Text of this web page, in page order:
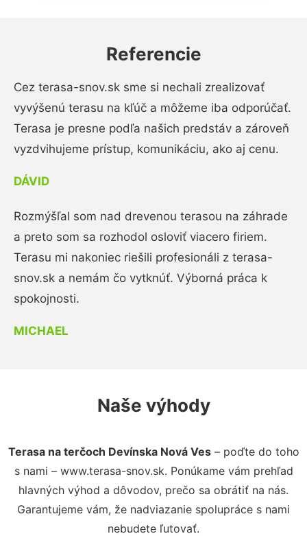
Referencie
Cez terasa-snov.sk sme si nechali zrealizovať
vyvýšenú terasu na kľúč a môžeme iba odporúčať.
Terasa je presne podľa našich predstáv a zároveň
vyzdvihujeme prístup, komunikáciu, ako aj cenu.
DÁVID
Rozmýšľal som nad drevenou terasou na záhrade
a preto som sa rozhodol osloviť viacero firiem.
Terasu mi nakoniec riešili profesionáli z terasa-
snov.sk a nemám čo vytknúť. Výborná práca k
spokojnosti.
MICHAEL
Naše výhody
Terasa na terčoch Devínska Nová Ves– poďte do toho
s nami – www.terasa-snov.sk. Ponúkame vám prehľad
hlavných výhod a dôvodov, prečo sa obrátiť na nás.
Garantujeme vám, že nadviazanie spolupráce s nami
nebudete ľutovať.